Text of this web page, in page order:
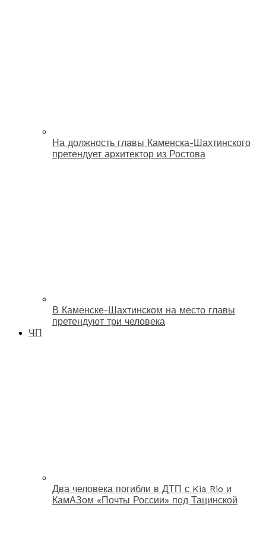
На должность главы Каменска-Шахтинского
претендует архитектор из Ростова
В Каменске-Шахтинском на место главы
претендуют три человека
ЧП
Два человека погибли в ДТП с Kia Rio и
КамАЗом «Почты России» под Тацинской